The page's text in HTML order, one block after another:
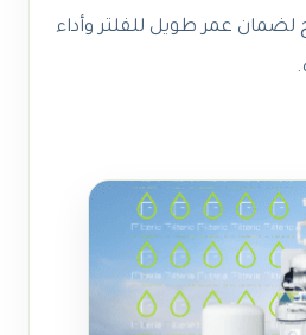
عمر طويل للفلتر وأداء